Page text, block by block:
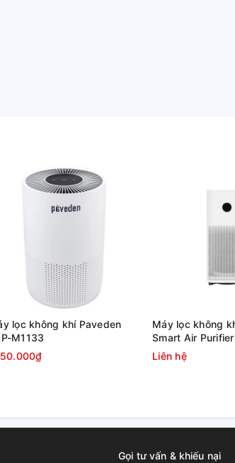
lọc không khí Paveden
M1133
Máy lọc không
Smart Air
(BHR08MZEU)
Liên hệ
Gọi tư vấn & khiếu nại